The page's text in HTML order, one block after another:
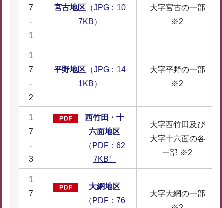
7
-
1
宮古地区（JPG：10
7KB）
大字宮古の一部
※2
1
7
-
2
平野地区（JPG：14
1KB）
大字平野の一部
※2
1
7
-
3
西竹田・十
六面地区
（PDF：62
7KB）
大字西竹田及び
大字十六面の各
一部 ※2
1
7
大網地区
（PDF：76
大字大網の一部